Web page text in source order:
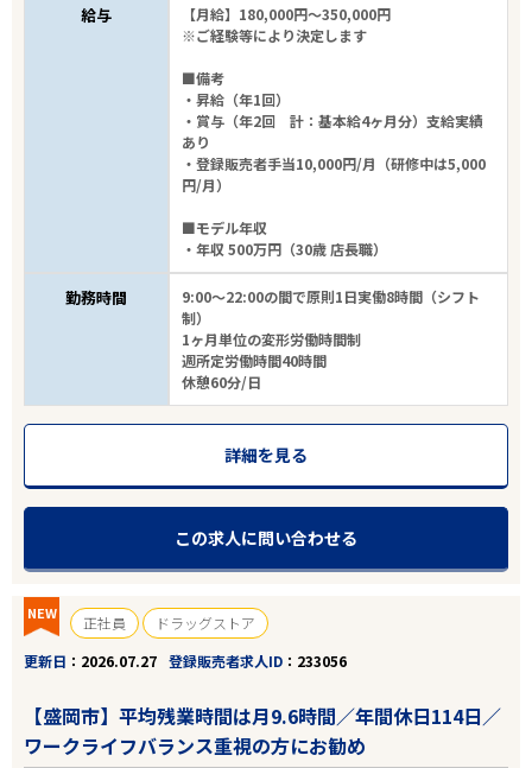
給与
【月給】180,000円～350,000円
※ご経験等により決定します
■備考
・昇給（年1回）
・賞与（年2回 計：基本給4ヶ月分）支給実績
あり
・登録販売者手当10,000円/月（研修中は5,000
円/月）
■モデル年収
・年収 500万円（30歳 店長職）
勤務時間
9:00～22:00の間で原則1日実働8時間（シフト
制）
1ヶ月単位の変形労働時間制
週所定労働時間40時間
休憩60分/日
詳細を見る
この求人に問い合わせる
NEW 正社員
ドラッグストア
更新日
2026.07.27 登録販売者求人ID 233056
【盛岡市】平均残業時間は月9.6時間／年間休日114日／
ワークライフバランス重視の方にお勧め